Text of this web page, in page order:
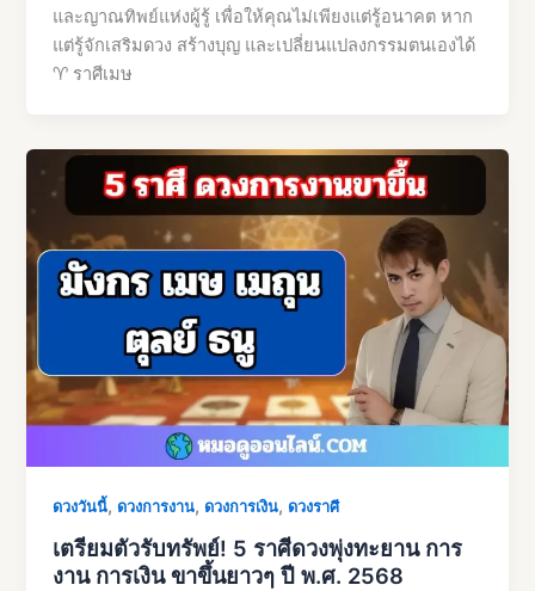
และญาณทิพย์แห่งผู้รู้ เพื่อให้คุณไม่เพียงแต่รู้อนาคต หาก
แต่รู้จักเสริมดวง สร้างบุญ และเปลี่ยนแปลงกรรมตนเองได้
♈ ราศีเมษ
ดวงวันนี้,ดวงการงาน,ดวงการเงิน,ดวงราศี
เตรียมตัวรับทรัพย์! 5 ราศีดวงพุ่งทะยาน การ
งาน การเงิน ขาขึ้นยาวๆ ปี พ.ศ. 2568